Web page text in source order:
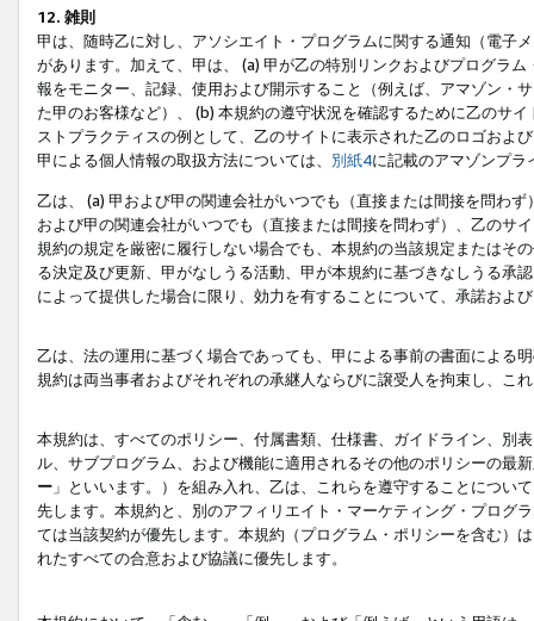
12. 雑則
甲は、随時乙に対し、アソシエイト・プログラムに関する通知（電子
があります。加えて、甲は、 (a) 甲が乙の特別リンクおよびプログラ
報をモニター、記録、使用および開示すること（例えば、アマゾン・
た甲のお客様など）、 (b) 本規約の遵守状況を確認するために乙のサ
ストプラクティスの例として、乙のサイトに表示された乙のロゴおよ
甲による個人情報の取扱方法については、 別紙4に記載のアマゾンプ
乙は、 (a) 甲および甲の関連会社がいつでも（直接または間接を問わ
および甲の関連会社がいつでも（直接または間接を問わず）、乙のサ
規約の規定を厳密に履行しない場合でも、本規約の当該規定またはそ
る決定及び更新、甲がなしうる活動、甲が本規約に基づきなしうる承
によって提供した場合に限り、効力を有することについて、承諾およ
乙は、法の運用に基づく場合であっても、甲による事前の書面による
規約は両当事者およびそれぞれの承継人ならびに譲受人を拘束し、こ
本規約は、すべてのポリシー、付属書類、仕様書、ガイドライン、別
ル、サブプログラム、および機能に適用されるその他のポリシーの最
ー 」といいます。）を組み入れ、乙は、これらを遵守することにつ
先します。本規約と、別のアフィリエイト・マーケティング・プログ
ては当該契約が優先します。本規約（プログラム・ポリシーを含む）
れたすべての合意および協議に優先します。